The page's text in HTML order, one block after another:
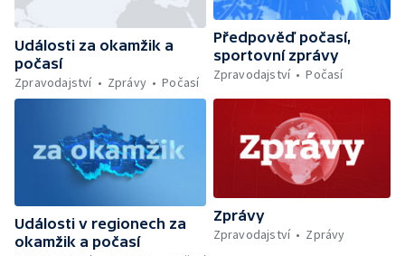
Události za okamžik a
počasí
Zpravodajství
Zprávy Počasí
Předpověď počasí,
sportovní zprávy
Zpravodajství
Počasí
Události v regionech za
okamžik a počasí
Zprávy
Zpravodajství
Zprávy